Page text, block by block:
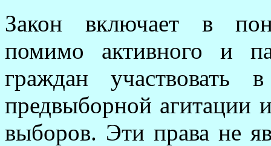
Закон включает в
помимо активного и
граждан участвовать
предвыборной агитации
выборов. Эти права не